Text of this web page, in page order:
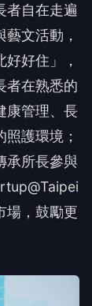
者自在走遍
文活動，
好住」，
者在熟悉的
康管理、長
護環境；
承所長參與
場，鼓勵更